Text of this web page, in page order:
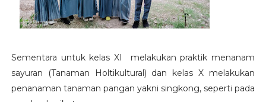
Sementara untuk kelas XI melakukan praktik menanam
sayuran (Tanaman Holtikultural) dan kelas X melakukan
penanaman tanaman pangan yakni singkong, seperti pada